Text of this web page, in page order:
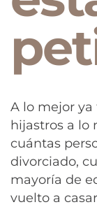
A lo mejor
hijastros a lo
cuántas
divorciado,
mayoría de
vuelto a